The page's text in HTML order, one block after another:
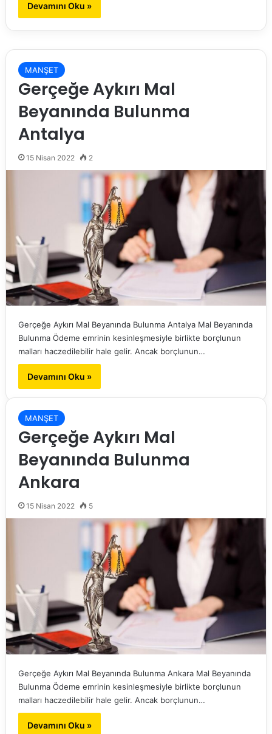
Devamını Oku »
MANŞET
Gerçeğe Aykırı Mal
Beyanında Bulunma
Antalya
15 Nisan 2022 2
Gerçeğe Aykırı Mal Beyanında Bulunma Antalya Mal Beyanında
Bulunma Ödeme emrinin kesinleşmesiyle birlikte borçlunun
malları haczedilebilir hale gelir. Ancak borçlunun…
Devamını Oku »
MANŞET
Gerçeğe Aykırı Mal
Beyanında Bulunma
Ankara
15 Nisan 2022 5
Gerçeğe Aykırı Mal Beyanında Bulunma Ankara Mal Beyanında
Bulunma Ödeme emrinin kesinleşmesiyle birlikte borçlunun
malları haczedilebilir hale gelir. Ancak borçlunun…
Devamını Oku »